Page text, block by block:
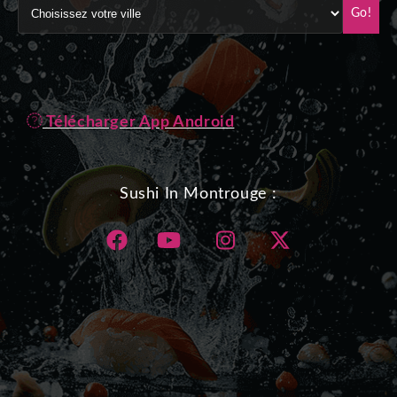
Go!
Télécharger App Android
Sushi In Montrouge :